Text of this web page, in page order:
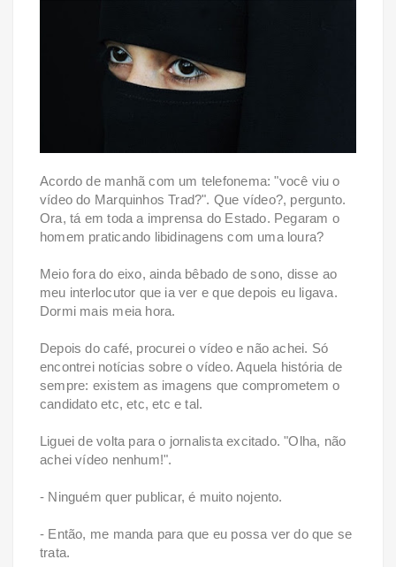
Acordo de manhã com um telefonema: "você viu o
vídeo do Marquinhos Trad?". Que vídeo?, pergunto.
Ora, tá em toda a imprensa do Estado. Pegaram o
homem praticando libidinagens com uma loura?
Meio fora do eixo, ainda bêbado de sono, disse ao
meu interlocutor que ia ver e que depois eu ligava.
Dormi mais meia hora.
Depois do café, procurei o vídeo e não achei. Só
encontrei notícias sobre o vídeo. Aquela história de
sempre: existem as imagens que comprometem o
candidato etc, etc, etc e tal.
Liguei de volta para o jornalista excitado. "Olha, não
achei vídeo nenhum!".
- Ninguém quer publicar, é muito nojento.
- Então, me manda para que eu possa ver do que se
trata.